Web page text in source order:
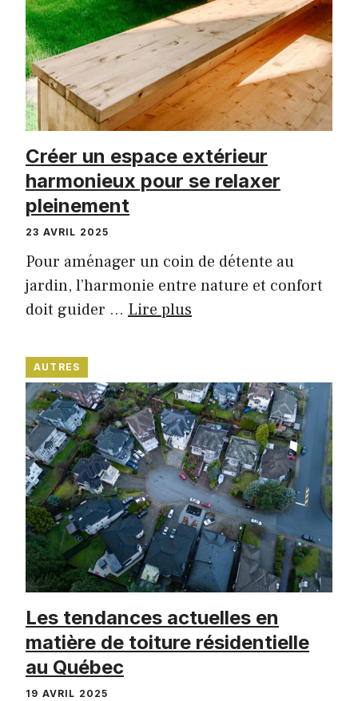
Créer un espace extérieur
harmonieux pour se relaxer
pleinement
23 AVRIL 2025
Pour aménager un coin de détente au
jardin, l’harmonie entre nature et confort
doit guider … Lire plus
AUTRES
Les tendances actuelles en
matière de toiture résidentielle
au Québec
19 AVRIL 2025